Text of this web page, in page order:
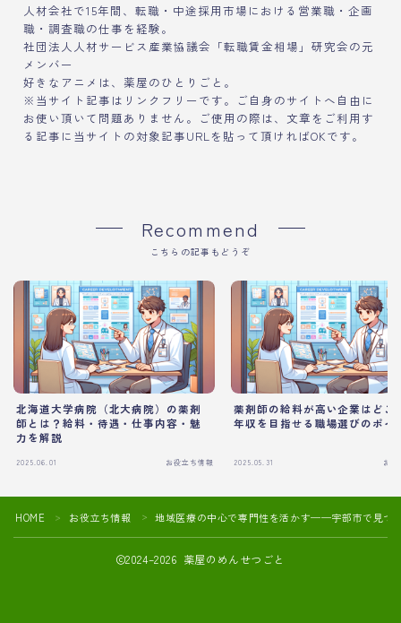
人材会社で15年間、転職・中途採用市場における営業職・企画
職・調査職の仕事を経験。
社団法人人材サービス産業協議会「転職賃金相場」研究会の元
メンバー
好きなアニメは、薬屋のひとりごと。
※当サイト記事はリンクフリーです。ご自身のサイトへ自由に
お使い頂いて問題ありません。ご使用の際は、文章をご利用す
る記事に当サイトの対象記事URLを貼って頂ければOKです。
Recommend
こちらの記事もどうぞ
北海道大学病院（北大病院）の薬剤
師とは？給料・待遇・仕事内容・魅
力を解説
2025.06.01 お役立ち情報
薬剤師の給料が高い企業はどこ
年収を目指せる職場選びのポイ
2025.05.31 お
HOME ＞ お役立ち情報 ＞ 地域医療の中心で専門性を活かす──宇部市で見つ
2024–2026 薬屋のめんせつごと